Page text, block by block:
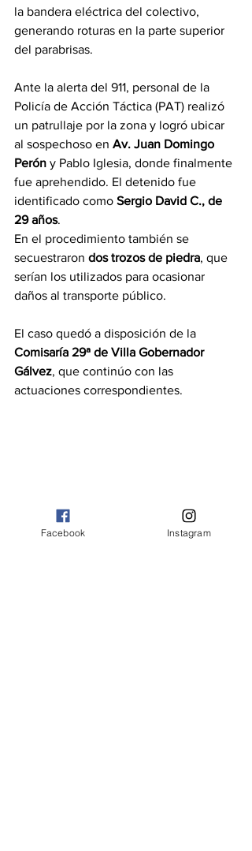
la bandera eléctrica del colectivo,
generando roturas en la parte superior
del parabrisas.
Ante la alerta del 911, personal de la
Policía de Acción Táctica (PAT) realizó
un patrullaje por la zona y logró ubicar
al sospechoso en Av. Juan Domingo
Perón y Pablo Iglesia, donde finalmente
fue aprehendido. El detenido fue
identificado como Sergio David C., de
29 años.
En el procedimiento también se
secuestraron dos trozos de piedra, que
serían los utilizados para ocasionar
daños al transporte público.
El caso quedó a disposición de la
Comisaría 29ª de Villa Gobernador
Gálvez, que continúo con las
actuaciones correspondientes.
Facebook Instagram